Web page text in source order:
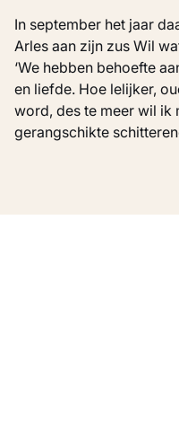
In september het jaar
Arles aan zijn zus Wil
‘We hebben behoefte
en liefde. Hoe lelijker,
word, des te meer wil ik
gerangschikte